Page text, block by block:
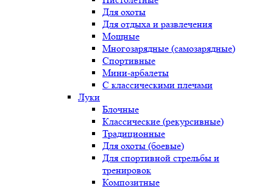
Для охоты
Для отдыха и развлечения
Мощные
Многозарядные (самозарядные)
Спортивные
Мини-арбалеты
С классическими плечами
Луки
Блочные
Классические (рекурсивные)
Традиционные
Для охоты (боевые)
Для спортивной стрельбы и
тренировок
Композитные